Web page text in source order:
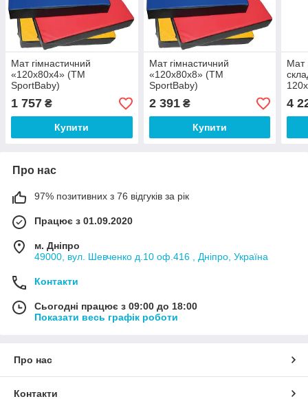
Мат гімнастичний
«120х80х4» (ТМ
SportBaby)
1 757 ₴
Купити
Мат гімнастичний
«120х80х8» (ТМ
SportBaby)
2 391₴
Купити
Мат
4
Про нас
97% позитивних з 76 відгуків за рік
Працює з 01.09.2020
м. Дніпро
49000, вул. Шевченко д.10 оф.416 , Дніпро, Україна
Контакти
Сьогодні працює з 09:00 до 18:00
Показати весь графік роботи
Про нас
Контакти